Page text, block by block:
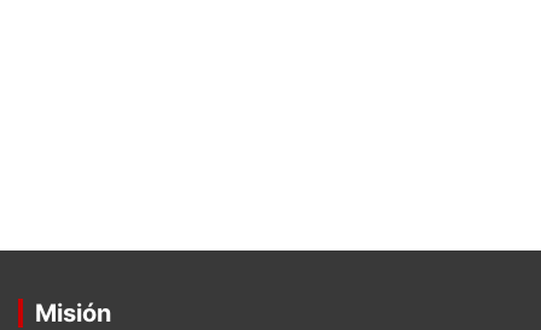
Misión